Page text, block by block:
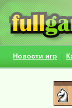
Новости игр